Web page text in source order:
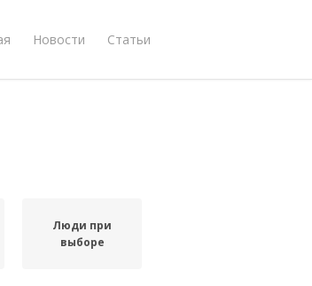
Новости Статьи
Люди при
выборе